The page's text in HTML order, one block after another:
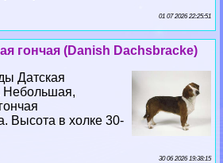
01 07 2026 22:25:51
гончая (Danish Dachsbracke)
Датская
Небольшая,
Высота в холке 30-
30 06 2026 19:38:15